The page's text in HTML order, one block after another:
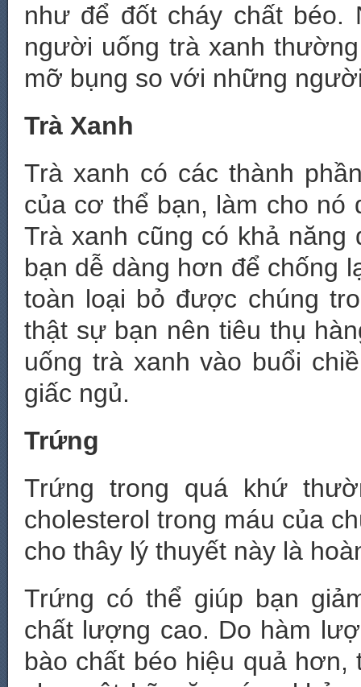
như để đốt cháy chất béo.
người uống trà xanh
mỡ bụng so với những
Trà Xanh
Trà xanh có các thành
của cơ thể bạn, làm cho nó
Trà xanh cũng có khả
bạn dễ dàng hơn để chống
toàn loại bỏ được chúng
thật sự bạn nên tiêu thụ
uống trà xanh vào buổi
giấc ngủ.
Trứng
Trứng trong quá khứ
cholesterol trong máu của
cho thây lý thuyết này là
Trứng có thể giúp bạn
chất lượng cao. Do hàm
bào chất béo hiệu quả